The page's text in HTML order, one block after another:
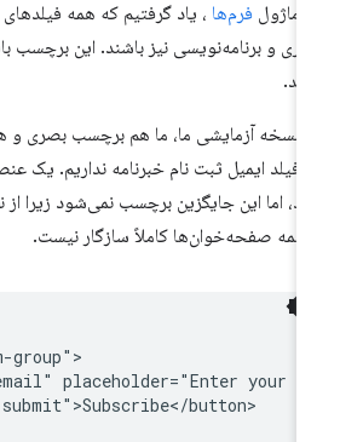
ماژولفرم‌ها، یاد گرفتیم که همه فیلدهای
و برنامه‌نویسی نیز باشند. این برچسب
نسخه آزمایشی ما، ما هم برچسب بصری و هم
فیلد ایمیل ثبت نام خبرنامه نداریم. یک عنصر
اما این جایگزین برچسب نمی‌شود زیرا از
همه صفحه‌خوان‌ها کاملاً سازگار نیست.
group">
placeholder="Enter your
button>